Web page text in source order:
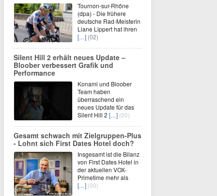
Tournon-sur-Rhône
(dpa) - Die frühere
deutsche Rad-Meisterin
Liane Lippert hat ihren
[…] (02)
Silent Hill 2 erhält neues Update –
Bloober verbessert Grafik und
Performance
Konami und Bloober
Team haben
überraschend ein
neues Update für das
Silent Hill 2 […] (00)
Gesamt schwach mit Zielgruppen-Plus
- Lohnt sich First Dates Hotel doch?
Insgesamt ist die Bilanz
von First Dates Hotel in
der aktuellen VOX-
Primetime mehr als
[…] (00)